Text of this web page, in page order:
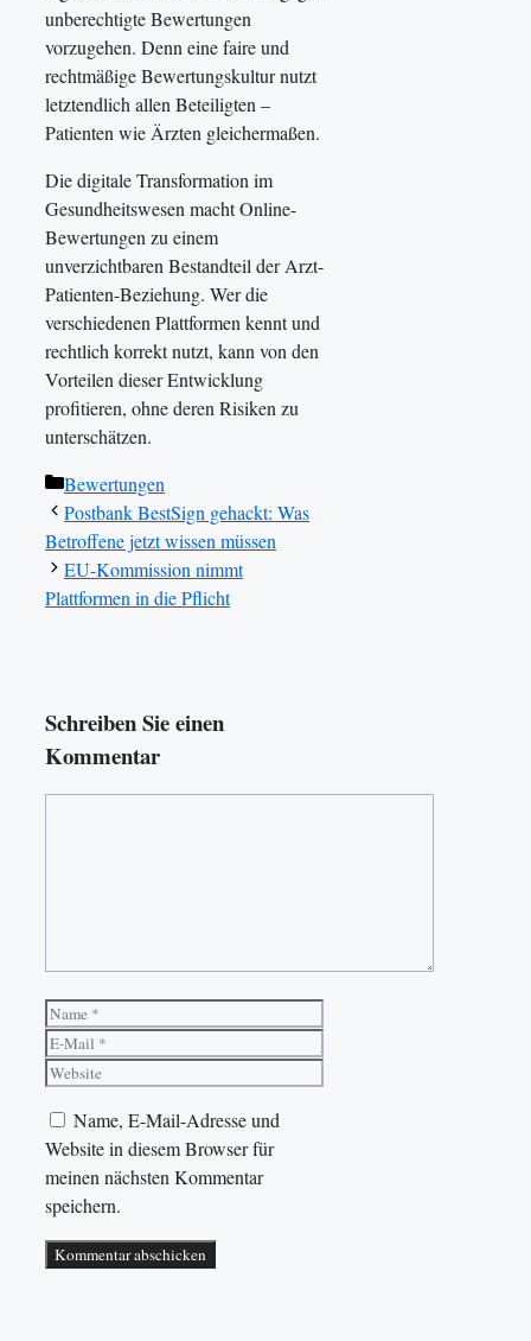
unberechtigte Bewertungen
vorzugehen. Denn eine faire und
rechtmäßige Bewertungskultur nutzt
letztendlich allen Beteiligten –
Patienten wie Ärzten gleichermaßen.
Die digitale Transformation im
Gesundheitswesen macht Online-
Bewertungen zu einem
unverzichtbaren Bestandteil der Arzt-
Patienten-Beziehung. Wer die
verschiedenen Plattformen kennt und
rechtlich korrekt nutzt, kann von den
Vorteilen dieser Entwicklung
profitieren, ohne deren Risiken zu
unterschätzen.
Kategorien
Bewertungen
Postbank BestSign gehackt: Was
Betroffene jetzt wissen müssen
EU-Kommission nimmt
Plattformen in die Pflicht
Schreiben Sie einen
Kommentar
Name
Name, E-Mail-Adresse und
Website in diesem Browser für
meinen nächsten Kommentar
speichern.